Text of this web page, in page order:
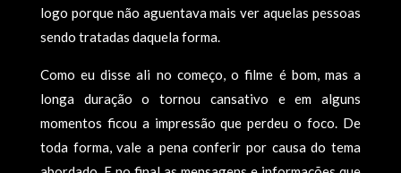
logo porque não aguentava mais ver aquelas pessoas
sendo tratadas daquela forma.
Como eu disse ali no começo, o filme é bom, mas a
longa duração o tornou cansativo e em alguns
momentos ficou a impressão que perdeu o foco. De
toda forma, vale a pena conferir por causa do tema